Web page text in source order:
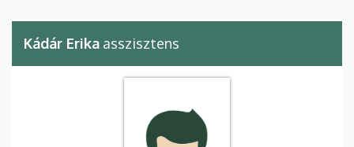
Kádár Erika asszisztens